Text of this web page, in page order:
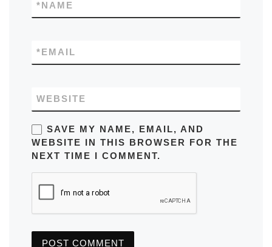
NAME
*
EMAIL
*
WEBSITE
SAVE MY NAME, EMAIL, AND
WEBSITE IN THIS BROWSER FOR THE
NEXT TIME I COMMENT.